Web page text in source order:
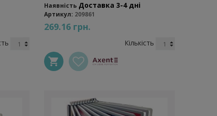
Наявність Доставка 3-4 дні
Артикул: 209861
269.16 грн.
Кількість